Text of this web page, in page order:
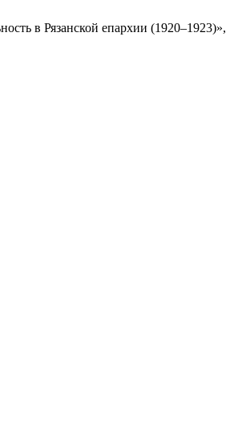
в Рязанской епархии (1920–1923)»,